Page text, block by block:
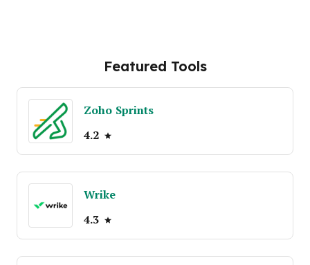
Featured Tools
Zoho Sprints
4.2
Wrike
4.3